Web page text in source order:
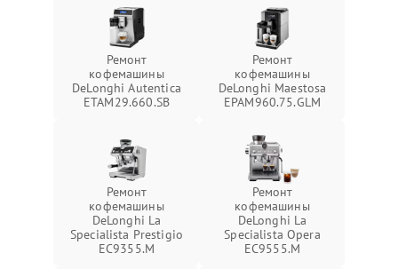
Ремонт
кофемашины
DeLonghi Autentica
ETAM29.660.SB
Ремонт
кофемашины
DeLonghi Maestosa
EPAM960.75.GLM
Ремонт
кофемашины
DeLonghi La
Specialista Prestigio
EC9355.M
Ремонт
кофемашины
DeLonghi La
Specialista Opera
EC9555.M